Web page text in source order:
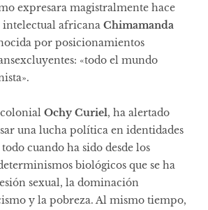
expresara magistralmente hace
intelectual africana Chimamanda
por posicionamientos
«todo el mundo
Ochy Curiel, ha alertado
una lucha política en identidades
cuando ha sido desde los
biológicos que se ha
sexual, la dominación
y la pobreza. Al mismo tiempo,